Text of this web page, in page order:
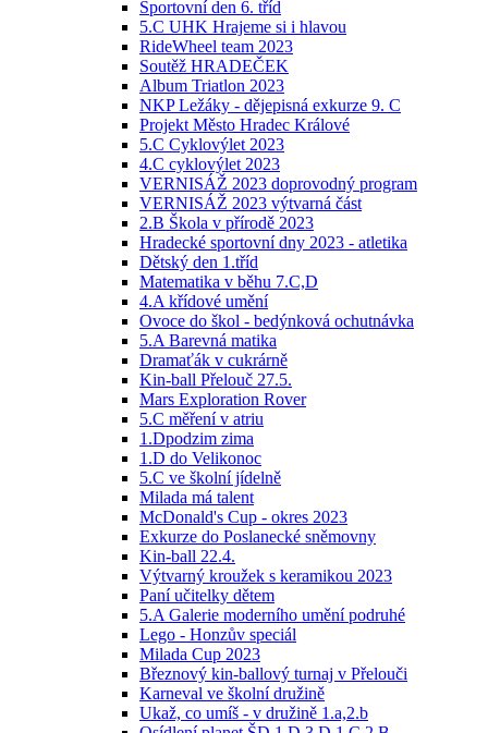
Sportovní den 6. tříd
5.C UHK Hrajeme si i hlavou
RideWheel team 2023
Soutěž HRADEČEK
Album Triatlon 2023
NKP Ležáky - dějepisná exkurze 9. C
Projekt Město Hradec Králové
5.C Cyklovýlet 2023
4.C cyklovýlet 2023
VERNISÁŽ 2023 doprovodný program
VERNISÁŽ 2023 výtvarná část
2.B Škola v přírodě 2023
Hradecké sportovní dny 2023 - atletika
Dětský den 1.tříd
Matematika v běhu 7.C,D
4.A křídové umění
Ovoce do škol - bedýnková ochutnávka
5.A Barevná matika
Dramaťák v cukrárně
Kin-ball Přelouč 27.5.
Mars Exploration Rover
5.C měření v atriu
1.Dpodzim zima
1.D do Velikonoc
5.C ve školní jídelně
Milada má talent
McDonald's Cup - okres 2023
Exkurze do Poslanecké sněmovny
Kin-ball 22.4.
Výtvarný kroužek s keramikou 2023
Paní učitelky dětem
5.A Galerie moderního umění podruhé
Lego - Honzův speciál
Milada Cup 2023
Březnový kin-ballový turnaj v Přelouči
Karneval ve školní družině
Ukaž, co umíš - v družině 1.a,2.b